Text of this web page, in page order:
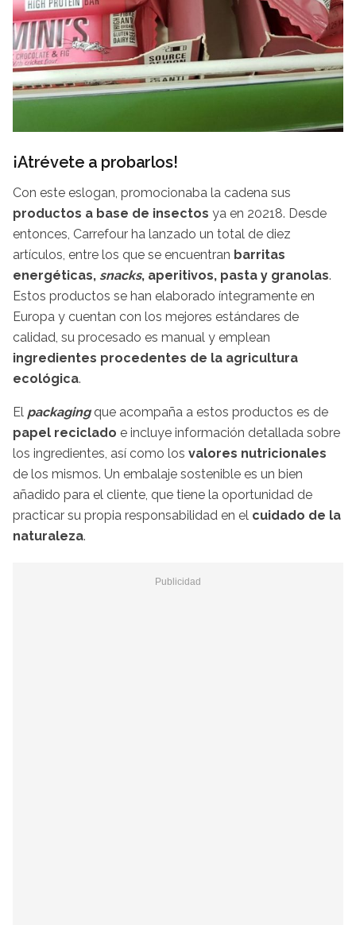
¡Atrévete a probarlos!
Con este eslogan, promocionaba la cadena sus
productos a base de insectos ya en 20218. Desde
entonces, Carrefour ha lanzado un total de diez
artículos, entre los que se encuentran barritas
energéticas, snacks, aperitivos, pasta y granolas.
Estos productos se han elaborado íntegramente en
Europa y cuentan con los mejores estándares de
calidad, su procesado es manual y emplean
ingredientes procedentes de la agricultura
ecológica.
El packagingque acompaña a estos productos es de
papel reciclado e incluye información detallada sobre
los ingredientes, así como los valores nutricionales
de los mismos. Un embalaje sostenible es un bien
añadido para el cliente, que tiene la oportunidad de
practicar su propia responsabilidad en el cuidado de la
naturaleza.